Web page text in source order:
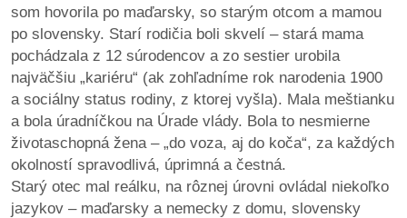
som hovorila po maďarsky, so starým otcom a mamou
po slovensky. Starí rodičia boli skvelí – stará mama
pochádzala z 12 súrodencov a zo sestier urobila
najväčšiu „kariéru“ (ak zohľadníme rok narodenia 1900
a sociálny status rodiny, z ktorej vyšla). Mala meštianku
a bola úradníčkou na Úrade vlády. Bola to nesmierne
životaschopná žena – „do voza, aj do koča“, za každých
okolností spravodlivá, úprimná a čestná.
Starý otec mal reálku, na rôznej úrovni ovládal niekoľko
jazykov – maďarsky a nemecky z domu, slovensky